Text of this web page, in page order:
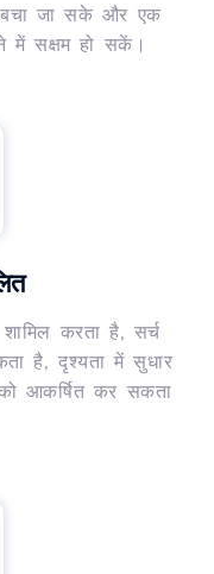
बचा जा सके और एक
में सक्षम हो सकें।
करता है, सर्च
है, दृश्यता में सुधार
आकर्षित कर सकता